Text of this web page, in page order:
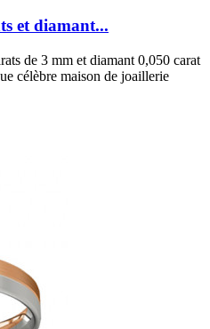
et diamant...
de 3 mm et diamant 0,050 carat
célèbre maison de joaillerie